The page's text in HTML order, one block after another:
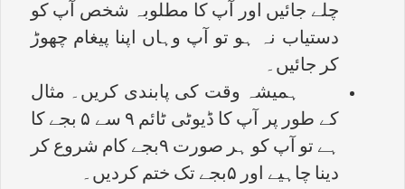
چلے جائیں اور آپ کا مطلوبہ شخص آپ کو
دستیاب نہ ہو تو آپ وہاں اپنا پیغام چھوڑ
کر جائیں۔
ہمیشہ وقت کی پابندی کریں۔ مثال
کے طور پر آپ کا ڈیوٹی ٹائم ۹ سے ۵ بجے کا
ہے تو آپ کو ہر صورت ۹بجے کام شروع کر
دینا چاہیے اور ۵بجے تک ختم کردیں۔